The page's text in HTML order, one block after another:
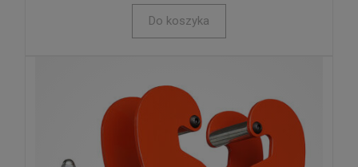
Do koszyka